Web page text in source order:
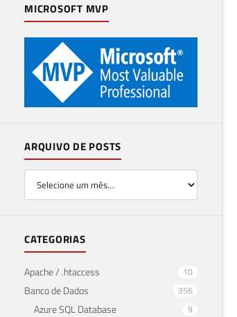
MICROSOFT MVP
ARQUIVO DE POSTS
CATEGORIAS
Apache / .htaccess 10
Banco de Dados 356
Azure SQL Database 9